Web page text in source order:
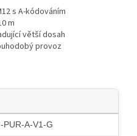
s A-kódováním
m
větší dosah
provoz
PUR-A-V1-G